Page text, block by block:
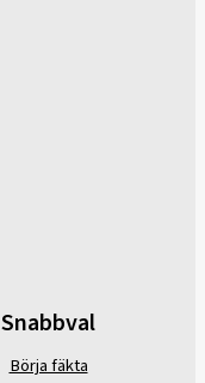
Snabbval
Börja fäkta